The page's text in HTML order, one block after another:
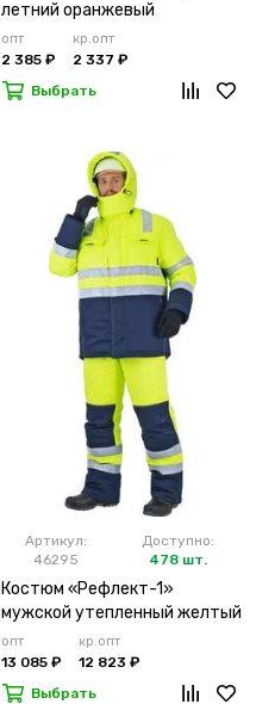
летний оранжевый
опт
2 385 ₽
кр.опт
2 337 ₽
Выбрать
Артикул:
46295
Доступно:
478 шт.
Костюм «Рефлект-1»
мужской утепленный желтый
с п/к
опт
13 085 ₽
кр.опт
12 823 ₽
Выбрать